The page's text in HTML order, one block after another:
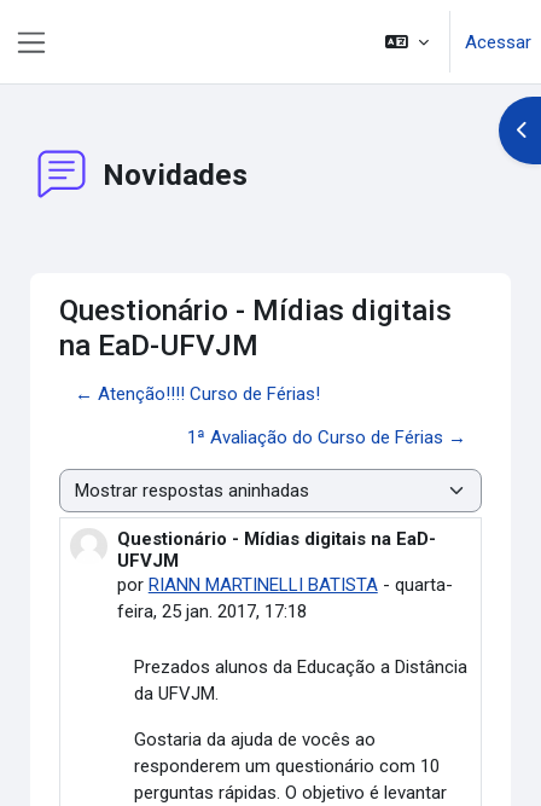
Acessar
Novidades
Questionário - Mídias digitais
na EaD-UFVJM
← Atenção!!!! Curso de Férias!
1ª Avaliação do Curso de Férias →
Modo de visualização
Questionário - Mídias digitais na EaD-
UFVJM
por RIANN MARTINELLI BATISTA- quarta-
feira, 25 jan. 2017, 17:18
Número de respostas: 0
Prezados alunos da Educação a Distância
da UFVJM.
Gostaria da ajuda de vocês ao
responderem um questionário com 10
perguntas rápidas. O objetivo é levantar